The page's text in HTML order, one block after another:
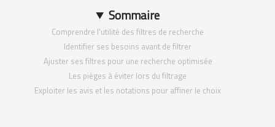
Sommaire
Comprendre l'utilité des filtres de recherche
Identifier ses besoins avant de filtrer
Ajuster ses filtres pour une recherche optimisée
Les pièges à éviter lors du filtrage
Exploiter les avis et les notations pour affiner le choix